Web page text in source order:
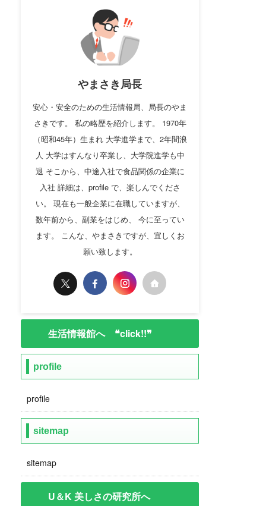
やまさき局長
安心・安全のための生活情報局、局長のやま
さきです。 私の略歴を紹介します。 1970年
（昭和45年）生まれ 大学進学まで、2年間浪
人 大学はすんなり卒業し、大学院進学も中
退 そこから、中途入社で食品関係の企業に
入社 詳細は、profile で、楽しんでくださ
い。 現在も一般企業に在職していますが、
数年前から、副業をはじめ、 今に至ってい
ます。 こんな、やまさきですが、宜しくお
願い致します。
生活情報館へ ❝click!!❞
profile
profile
sitemap
sitemap
U＆K 美しさの研究所へ